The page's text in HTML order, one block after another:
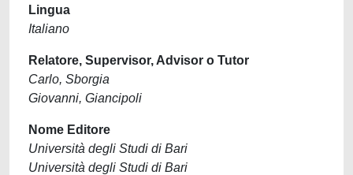
Lingua
Italiano
Relatore, Supervisor, Advisor o Tutor
Carlo, Sborgia
Giovanni, Giancipoli
Nome Editore
Università degli Studi di Bari
Università degli Studi di Bari